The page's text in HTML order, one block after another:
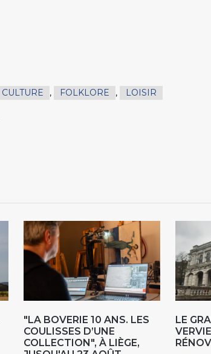
CULTURE , FOLKLORE , LOISIR
"LA BOVERIE 10 ANS. LES
COULISSES D’UNE
COLLECTION", À LIÈGE,
LE